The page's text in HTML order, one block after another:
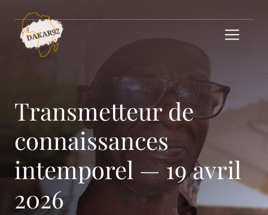
contenu
Transmetteur de
connaissances
intemporel — 19 avril
2026